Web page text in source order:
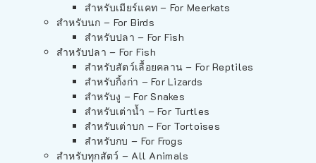
สำหรับเมียร์แคท – For Meerkats
สำหรับนก – For Birds
สำหรับปลา – For Fish
สำหรับปลา – For Fish
สำหรับสัตว์เลื้อยคลาน – For Reptiles
สำหรับกิ้งก่า – For Lizards
สำหรับงู – For Snakes
สำหรับเต่าน้ำ – For Turtles
สำหรับเต่าบก – For Tortoises
สำหรับกบ – For Frogs
สำหรับทุกสัตว์ – All Animals